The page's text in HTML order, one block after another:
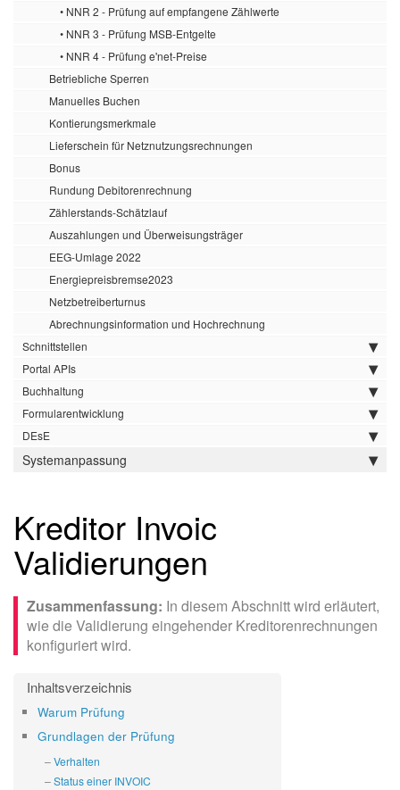
• NNR 2 - Prüfung auf empfangene Zählwerte
• NNR 3 - Prüfung MSB-Entgelte
• NNR 4 - Prüfung e'net-Preise
Betriebliche Sperren
Manuelles Buchen
Kontierungsmerkmale
Lieferschein für Netznutzungsrechnungen
Bonus
Rundung Debitorenrechnung
Zählerstands-Schätzlauf
Auszahlungen und Überweisungsträger
EEG-Umlage 2022
Energiepreisbremse2023
Netzbetreiberturnus
Abrechnungsinformation und Hochrechnung
Schnittstellen
Portal APIs
Buchhaltung
Formularentwicklung
DEsE
Systemanpassung
Kreditor Invoic
Validierungen
In diesem Abschnitt wird erläutert,
wie die Validierung eingehender Kreditorenrechnungen
konfiguriert wird.
Warum Prüfung
Grundlagen der Prüfung
Verhalten
Status einer INVOIC